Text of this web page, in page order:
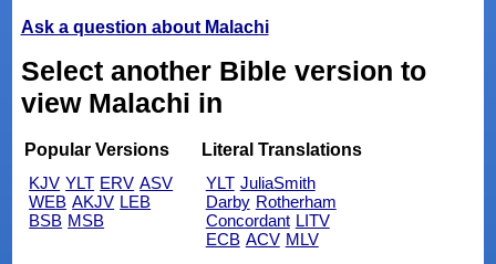
Ask a question about Malachi
Select another Bible version to
view Malachi in
Popular Versions
KJV YLT ERV ASV
WEB AKJV LEB
BSB MSB
Literal Translations
YLT JuliaSmith
Darby Rotherham
Concordant LITV
ECB ACV MLV